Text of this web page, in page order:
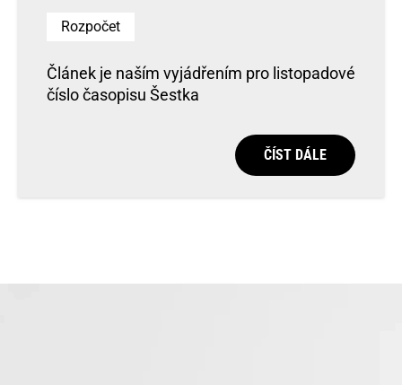
Rozpočet
Článek je naším vyjádřením pro listopadové
číslo časopisu Šestka
ČÍST DÁLE